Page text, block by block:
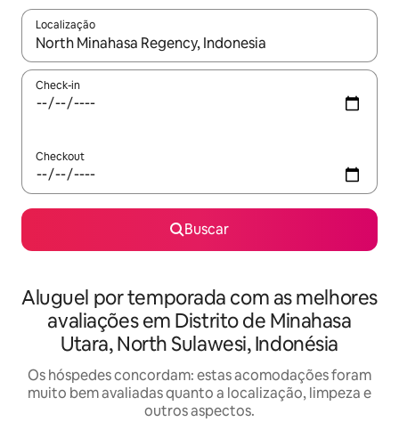
Localização
Quando os resultados estiverem disponíveis, explore-os
Check-in
Checkout
Buscar
Aluguel por temporada com as melhores
avaliações em Distrito de Minahasa
Utara, North Sulawesi, Indonésia
Os hóspedes concordam: estas acomodações foram
muito bem avaliadas quanto a localização, limpeza e
outros aspectos.